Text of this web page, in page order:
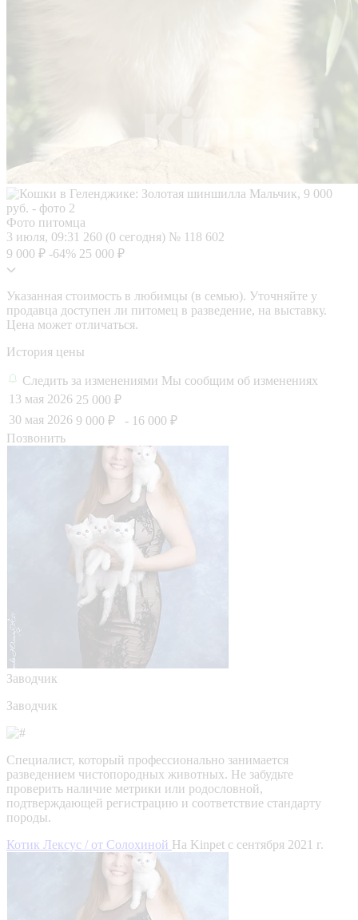
Фото питомца
3 июля, 09:31 260 (0 сегодня) № 118 602
9 000 ₽ -64% 25 000 ₽
Указанная стоимость в любимцы (в семью). Уточняйте у
продавца доступен ли питомец в разведение, на выставку.
Цена может отличаться.
История цены
Следить за изменениями Мы сообщим об изменениях
13 мая 2026 25 000 ₽
30 мая 2026 9 000 ₽
- 16 000 ₽
Позвонить
Заводчик
Заводчик
Специалист, который профессионально занимается
разведением чистопородных животных. Не забудьте
проверить наличие метрики или родословной,
подтверждающей регистрацию и соответствие стандарту
породы.
Котик Лексус / от Солохиной На Kinpet c сентября 2021 г.